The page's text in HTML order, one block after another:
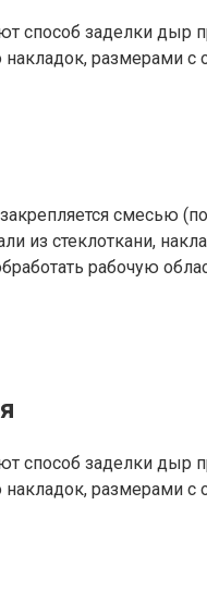
способ заделки дыр
размерами
смесью
из стеклоткани,
рабочую
способ заделки дыр
размерами